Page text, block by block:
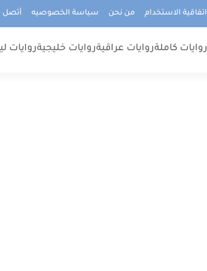
اتفاقية الاستخدام من نحن سياسة الخصوصيه أتصل
روايات كاملةروايات عراقيةروايات خليجيةروايات